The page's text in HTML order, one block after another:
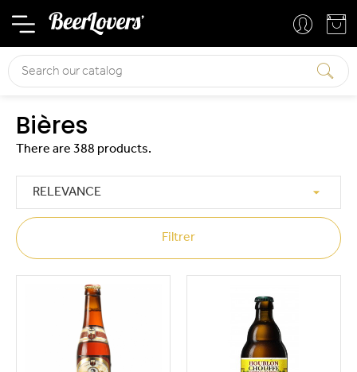
Bières
There are 388 products.
RELEVANCE 
Filtrer